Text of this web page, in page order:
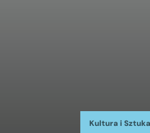
Kultura i Sztuka